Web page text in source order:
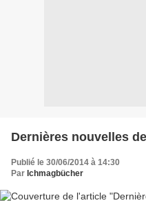
Dernières nouvelles
Publié le 30/06/2014 à 14:30
Par Ichmagbücher